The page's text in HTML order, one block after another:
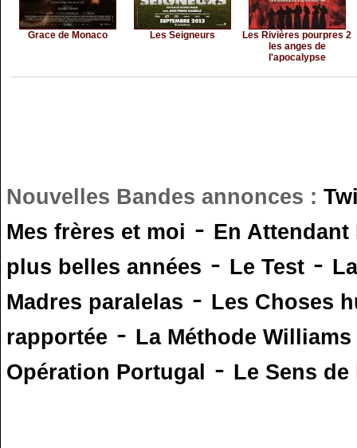
Grace de Monaco Les Seigneurs
Les Rivières pourpres 2
les anges de
l'apocalypse
Nouvelles Bandes annonces :
Mes frères et moi - En
plus belles années - Le Test -
Madres paralelas - Les Choses
rapportée - La Méthode Williams
Opération Portugal - Le Sens